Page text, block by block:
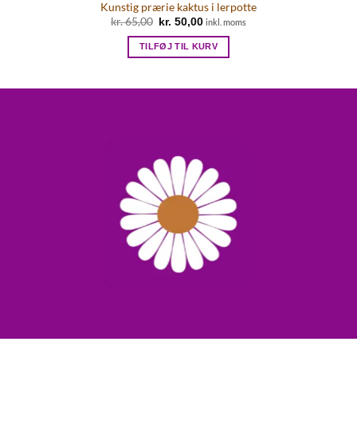
Kunstig prærie kaktus i lerpotte
kr.65,00 Den
oprindelige
pris
var:
kr. 65,00.
kr. 50,00Den
pris
er:
kr. 50,00.
inkl. moms
TILFØJ TIL KURV